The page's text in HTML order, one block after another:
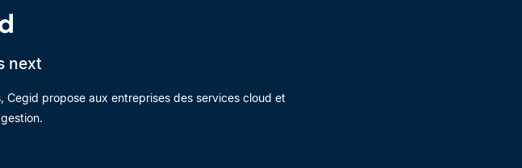
next
propose aux entreprises des services cloud et